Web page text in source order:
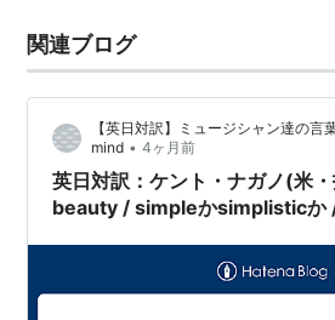
関連ブログ
【英日対訳】ミュージシャン達の
mind • 4ヶ月前
英日対訳：ケント・ナガノ(米
beauty / simpleかsimplistic